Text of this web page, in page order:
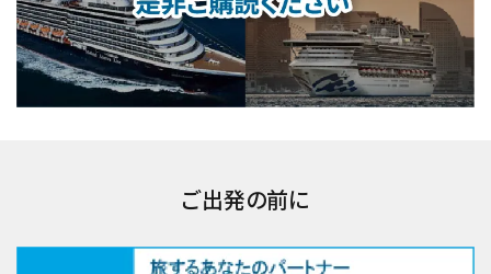
ご出発の前に